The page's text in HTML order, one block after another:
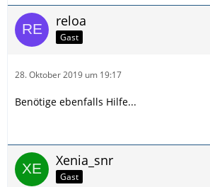
reloa
Gast
28. Oktober 2019 um 19:17
Benötige ebenfalls Hilfe...
Xenia_snr
Gast